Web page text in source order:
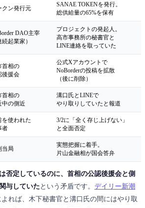
クン発行元
SANAE TOKENを発行。
総供給量の65%を保有
DAO主宰
続起業家）
プロジェクトの発起人。
高市事務所の秘書官と
LINE連絡を取っていた
首相の
後援会
公式Xアカウントで
NoBorderの投稿を拡散
（後に削除）
首相の
中の側近
溝口氏とLINEで
やり取りしていたと報道
を使われた
者
3/2に「全く存じ上げない」
と全面否定
当局
実態把握に着手。
片山金融相が国会答弁
否定しているのに、首相の公認後援会と側
与していた という矛盾です。 デイリー新潮
よれば、木下秘書官と溝口氏の間にはやり取